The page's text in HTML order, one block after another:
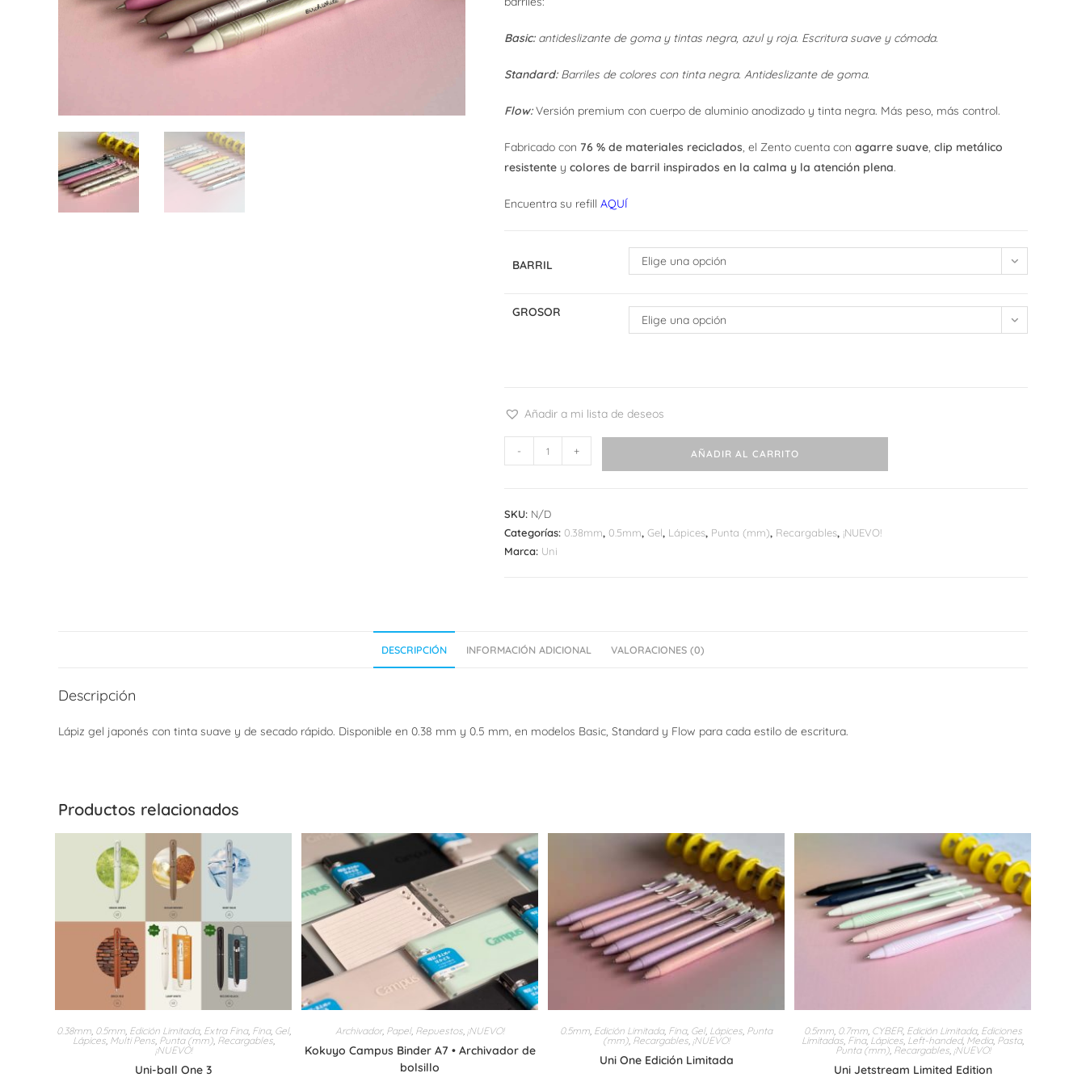
Basic:antideslizante de goma y tintas negra, azul y roja. Escritura suave y cómoda.
Standard:Barriles de colores con tinta negra. Antideslizante de goma.
Flow:Versión premium con cuerpo de aluminio anodizado y tinta negra. Más peso, más control.
Fabricado con 76 % de materiales reciclados, el Zento cuenta con agarre suave, clip metálico
resistente y colores de barril inspirados en la calma y la atención plena.
Encuentra su refill AQUÍ
BARRIL Elige una opción
GROSOR
Elige una opción
Añadir a mi lista de deseos
Zento
- + AÑADIR AL CARRITO
SKU: N/D
Categorías: 0.38mm, 0.5mm, Gel, Lápices, Punta (mm), Recargables, ¡NUEVO!
Marca: Uni
DESCRIPCIÓN INFORMACIÓN ADICIONAL VALORACIONES (0)
Descripción
Lápiz gel japonés con tinta suave y de secado rápido. Disponible en 0.38 mm y 0.5 mm, en modelos Basic, Standard y Flow para cada estilo de escritura.
Productos relacionados
0.38mm, 0.5mm, Edición Limitada, Extra Fina, Fina, Gel,
Lápices, Multi Pens, Punta (mm), Recargables,
¡NUEVO!
Uni-ball One 3
Archivador, Papel, Repuestos, ¡NUEVO!
Kokuyo Campus Binder A7 • Archivador de
bolsillo
0.5mm, Edición Limitada, Fina, Gel, Lápices, Punta
(mm), Recargables, ¡NUEVO!
Uni One Edición Limitada
0.5mm, 0.7mm, CYBER, Edición Limitada, Ediciones
Limitadas, Fina, Lápices, Left-handed, Media, Pasta,
Punta (mm), Recargables, ¡NUEVO!
Uni Jetstream Limited Edition